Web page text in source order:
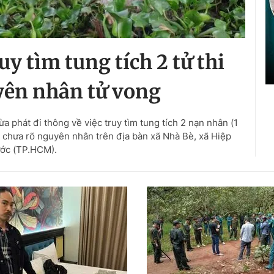
tìm tung tích 2 tử thi
nhân tử vong
phát đi thông về việc truy tìm tung tích 2 nạn nhân (1
rõ nguyên nhân trên địa bàn xã Nhà Bè, xã Hiệp
(TP.HCM).